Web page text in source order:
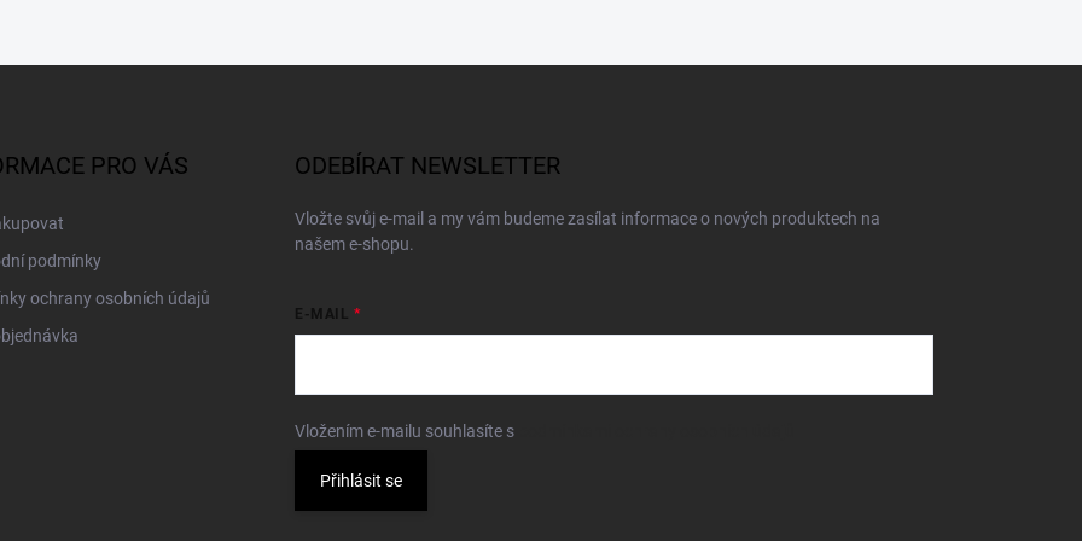
PRO VÁS
podmínky
ochrany osobních údajů
ODEBÍRAT NEWSLETTER
Vložte svůj e-mail a my vám budeme zasílat informace o nových produktech na
našem e-shopu.
E-MAIL
Vložením e-mailu souhlasíte s
Přihlásit se